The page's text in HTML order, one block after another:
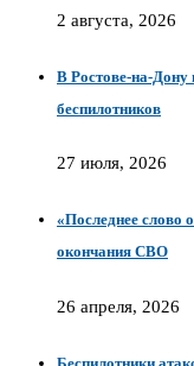
2 августа, 2026
В Ростове-на-Дону
беспилотников
27 июля, 2026
«Последнее слово
окончания СВО
26 апреля, 2026